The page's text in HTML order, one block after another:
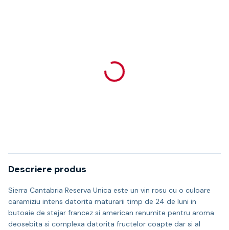
Descriere produs
Sierra Cantabria Reserva Unica este un vin rosu cu o culoare
caramiziu intens datorita maturarii timp de 24 de luni in
butoaie de stejar francez si american renumite pentru aroma
deosebita si complexa datorita fructelor coapte dar si al